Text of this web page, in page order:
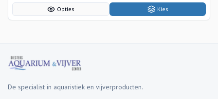
Opties Kies
De specialist in aquaristiek en vijverproducten.